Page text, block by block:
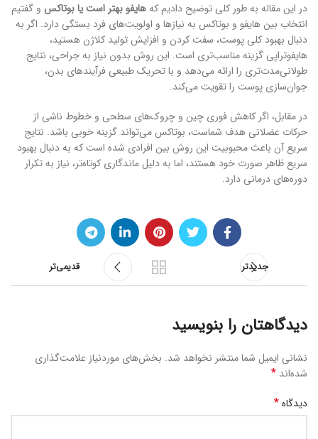
در این مقاله به طور کلی توضیح دادیم کههایفو بهتر است یا بوتاکس و گفتیم
انتخاب بین هایفو و بوتاکس به نیازها و اولویت‌های فرد بستگی دارد. اگر به
دنبال بهبود کلی پوست، سفت کردن و افزایش تولید کلاژن هستید،
هایفوتراپی گزینه مناسب‌تری است. این روش بدون نیاز به جراحی، نتایج
طولانی‌مدت‌تری را ارائه می‌دهد و با تحریک طبیعی فرآیندهای بدن،
جوان‌سازی پوست را تقویت می‌کند.
در مقابل، اگر کاهش فوری چین و چروک‌های سطحی و خطوط ناشی از
حرکات عضلانی هدف شماست، بوتاکس می‌تواند گزینه خوبی باشد. نتایج
سریع آن باعث محبوبیت این روش بین افرادی شده است که به دنبال بهبود
سریع ظاهر صورت خود هستند، اما به دلیل ماندگاری کوتاه‌تر، نیاز به تکرار
دوره‌های درمانی دارد.
جدیدتر قدیمی‌تر
دیدگاهتان را بنویسید
نشانی ایمیل شما منتشر نخواهد شد. بخش‌های موردنیاز علامت‌گذاری
شده‌اند *
دیدگاه*